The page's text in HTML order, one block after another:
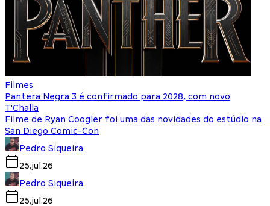
Filmes
Pantera Negra 3 é confirmado para 2028, com novo
T'Challa
Filme de Ryan Coogler foi uma das novidades do estúdio na
San Diego Comic-Con
Pedro Siqueira
25.jul.26
Pedro Siqueira
25.jul.26